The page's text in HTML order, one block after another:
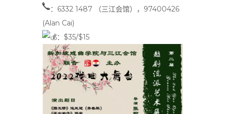
：6332 1487 （三江会馆），97400426
(Alan Cai)
：$35/$15